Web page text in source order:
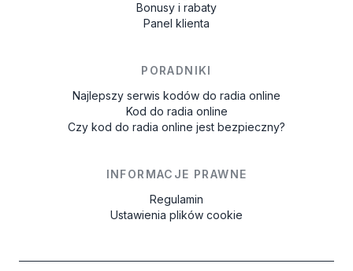
Bonusy i rabaty
Panel klienta
PORADNIKI
Najlepszy serwis kodów do radia online
Kod do radia online
Czy kod do radia online jest bezpieczny?
INFORMACJE PRAWNE
Regulamin
Ustawienia plików cookie